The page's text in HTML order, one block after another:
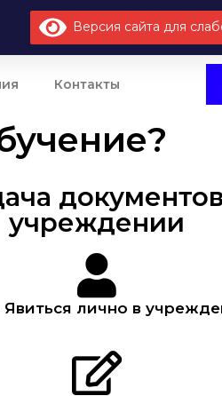
Версия сайта для
Контакты
учреждении
Явиться лично в